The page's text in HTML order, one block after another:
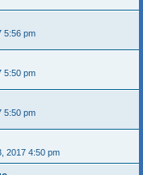
5:56 pm
5:50 pm
5:50 pm
2017 4:50 pm